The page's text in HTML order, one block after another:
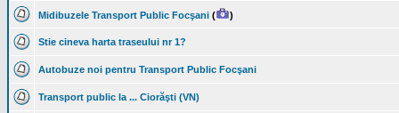
Midibuzele Transport Public Focşani ( )
Stie cineva harta traseului nr 1?
Autobuze noi pentru Transport Public Focşani
Transport public la ... Ciorăşti (VN)